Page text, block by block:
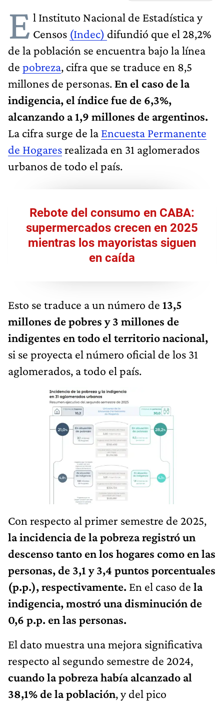
E l Instituto Nacional de Estadística y
Censos (Indec) difundió que el 28,2%
de la población se encuentra bajo la línea
de pobreza, cifra que se traduce en 8,5
millones de personas. En el caso de la
indigencia, el índice fue de 6,3%,
alcanzando a 1,9 millones de argentinos.
La cifra surge de la Encuesta Permanente
de Hogaresrealizada en 31 aglomerados
urbanos de todo el país.
Rebote del consumo en CABA:
supermercados crecen en 2025
mientras los mayoristas siguen
en caída
Esto se traduce a un número de 13,5
millones de pobres y 3 millones de
indigentes en todo el territorio nacional,
si se proyecta el número oficial de los 31
aglomerados, a todo el país.
Con respecto al primer semestre de 2025,
la incidencia de la pobreza registró un
descenso tanto en los hogares como en las
personas, de 3,1 y 3,4 puntos porcentuales
(p.p.), respectivamente. En el caso de la
indigencia, mostró una disminución de
0,6 p.p. en las personas.
El dato muestra una mejora significativa
respecto al segundo semestre de 2024,
cuando la pobreza había alcanzado al
38,1% de la población, y del pico